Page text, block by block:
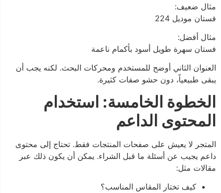
مثال ضعيف:
فستان موديل 224
مثال أفضل:
فستان سهرة طويل أسود بأكمام ناعمة
العنوان الثاني أوضح للمستخدم ومحركات البحث. لكنه يجب أن
يبقى طبيعياً، دون حشو صفات كثيرة.
الخطوة الخامسة: استخدام
المحتوى الداعم
المتجر لا يعيش على صفحات المنتجات فقط. تحتاج إلى محتوى
داعم يجيب عن أسئلة ما قبل الشراء. يمكن أن يكون ذلك عبر
مقالات مثل:
كيف تختار المقاس المناسب؟